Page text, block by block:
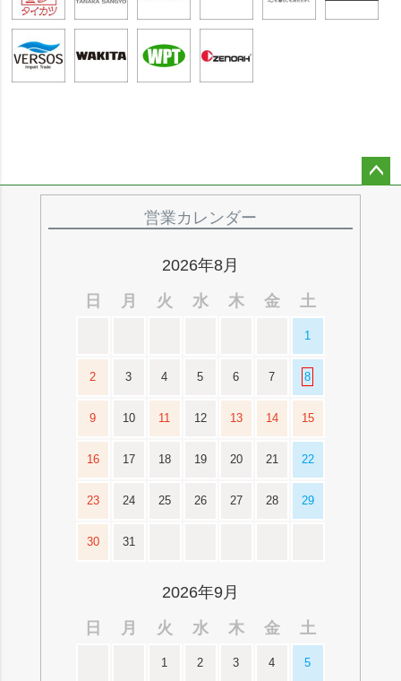
営業カレンダー
2026年8月
日
月 火 水 木 金 土
1
2 3 4 5 6 7 8
9 10 11 12 13 14 15
16 17 18 19 20 21 22
23 24 25 26 27 28 29
30 31
2026年9月
日
月 火 水 木 金 土
1 2 3 4 5